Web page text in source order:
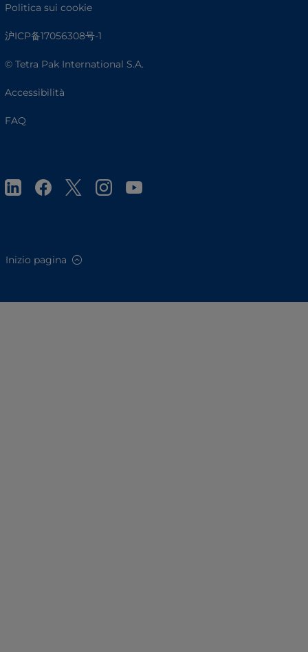
Politica sui cookie
沪ICP备17056308号-1
© Tetra Pak International S.A.
Accessibilità
FAQ
Inizio pagina